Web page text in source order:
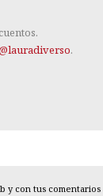
.
y con tus comentarios